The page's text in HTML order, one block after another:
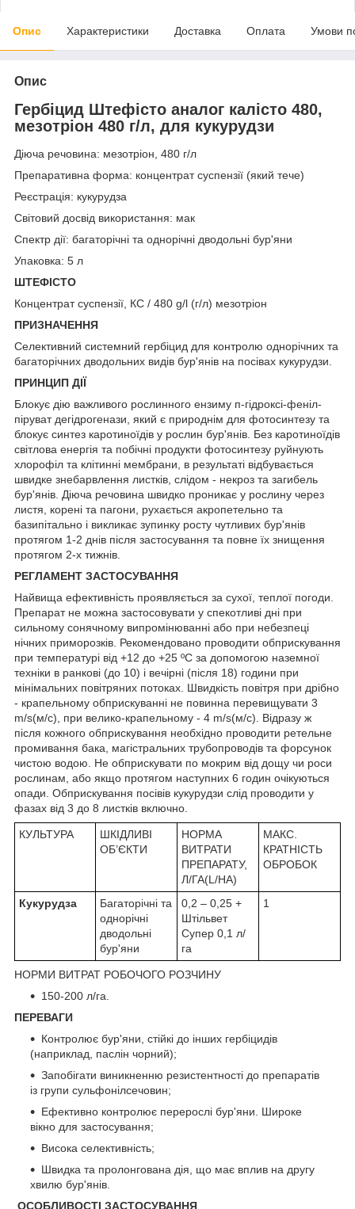
Опис Характеристики Доставка Оплата Умови
Опис
Гербіцид Штефісто аналог калісто 480,
мезотріон 480 г/л, для кукурудзи
Діюча речовина: мезотріон, 480 г/л
Препаративна форма: концентрат суспензії (який тече)
Реєстрація: кукурудза
Світовий досвід використання: мак
Спектр дії: багаторічні та однорічні дводольні бур'яни
Упаковка: 5 л
ШТЕФІСТО
Концентрат суспензії, КС / 480 g/l (г/л) мезотріон
ПРИЗНАЧЕННЯ
Селективний системний гербіцид для контролю однорічних та
багаторічних дводольних видів бур'янів на посівах кукурудзи.
ПРИНЦИП ДІЇ
Блокує дію важливого рослинного ензиму п-гідроксі-феніл-
піруват дегідрогенази, який є природнім для фотосинтезу та
блокує синтез каротиноїдів у рослин бур'янів. Без каротиноїдів
світлова енергія та побічні продукти фотосинтезу руйнують
хлорофіл та клітинні мембрани, в результаті відбувається
швидке знебарвлення листків, слідом - некроз та загибель
бур'янів. Діюча речовина швидко проникає у рослину через
листя, корені та пагони, рухається акропетельно та
базипітально і викликає зупинку росту чутливих бур'янів
протягом 1-2 днів після застосування та повне їх знищення
протягом 2-х тижнів.
РЕГЛАМЕНТ ЗАСТОСУВАННЯ
Найвища ефективність проявляється за сухої, теплої погоди.
Препарат не можна застосовувати у спекотливі дні при
сильному сонячному випромінюванні або при небезпеці
нічних приморозків. Рекомендовано проводити обприскування
при температурі від +12 до +25 ºС за допомогою наземної
техніки в ранкові (до 10) і вечірні (після 18) години при
мінімальних повітряних потоках. Швидкість повітря при дрібно
- крапельному обприскуванні не повинна перевищувати 3
m/s(м/с), при велико-крапельному - 4 m/s(м/с). Відразу ж
після кожного обприскування необхідно проводити ретельне
промивання бака, магістральних трубопроводів та форсунок
чистою водою. Не обприскувати по мокрим від дощу чи роси
рослинам, або якщо протягом наступних 6 годин очікуються
опади. Обприскування посівів кукурудзи слід проводити у
фазах від 3 до 8 листків включно.
КУЛЬТУРА
ШКІДЛИВІ
ОБ’ЄКТИ
НОРМА
ВИТРАТИ
ПРЕПАРАТУ,
Л/ГА(L/HA)
МАКС.
КРАТНІСТЬ
ОБРОБОК
Кукурудза
Багаторічні та
однорічні
дводольні
бур'яни
0,2 – 0,25 +
Штільвет
Супер 0,1 л/
га
1
НОРМИ ВИТРАТ РОБОЧОГО РОЗЧИНУ
150-200 л/га.
ПЕРЕВАГИ
Контролює бур'яни, стійкі до інших гербіцидів
(наприклад, паслін чорний);
Запобігати виникненню резистентності до препаратів
із групи сульфонілсечовин;
Ефективно контролює перерослі бур'яни. Широке
вікно для застосування;
Висока селективність;
Швидка та пролонгована дія, що має вплив на другу
хвилю бур'янів.
ОСОБЛИВОСТІ ЗАСТОСУВАННЯ